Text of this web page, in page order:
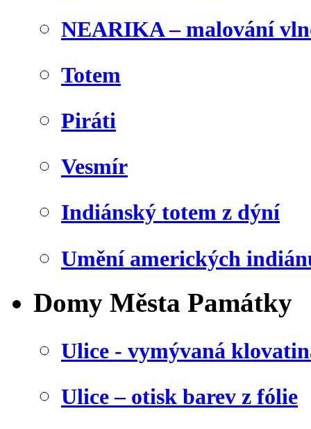
NEARIKA – malování
Totem
Piráti
Vesmír
Indiánský totem z dýní
Umění amerických
Domy Města Památky
Ulice - vymývaná
Ulice – otisk barev z fólie